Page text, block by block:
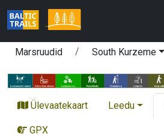
Marsruudid South Kurzeme
Ülevaatekaart Leedu
GPX